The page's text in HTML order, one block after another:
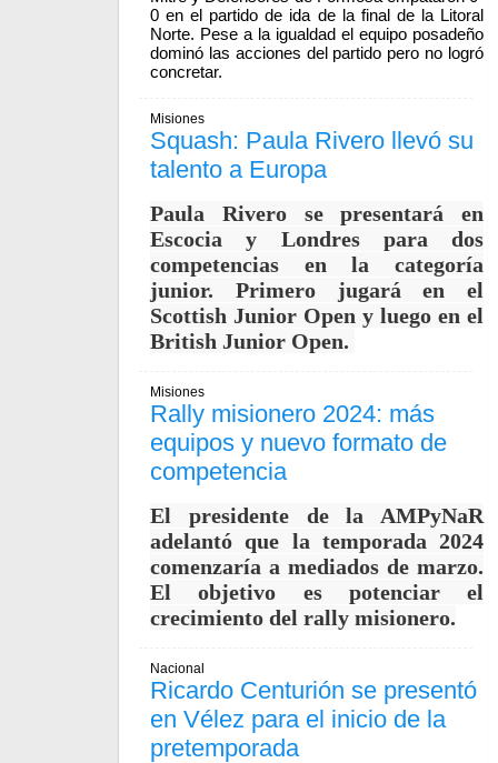
0 en el partido de ida de la final de la Litoral
Norte. Pese a la igualdad el equipo posadeño
dominó las acciones del partido pero no logró
concretar.
Misiones
Squash: Paula Rivero llevó su
talento a Europa
Paula Rivero se presentará en
Escocia y Londres para dos
competencias en la categoría
junior. Primero jugará en el
Scottish Junior Open y luego en el
British Junior Open.
Misiones
Rally misionero 2024: más
equipos y nuevo formato de
competencia
El presidente de la AMPyNaR
adelantó que la temporada 2024
comenzaría a mediados de marzo.
El objetivo es potenciar el
crecimiento del rally misionero.
Nacional
Ricardo Centurión se presentó
en Vélez para el inicio de la
pretemporada